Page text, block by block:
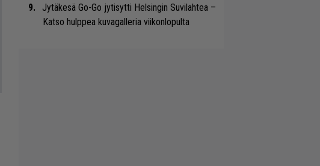
Jytäkesä Go-Go jytisytti Helsingin Suvilahtea –
Katso hulppea kuvagalleria viikonlopulta